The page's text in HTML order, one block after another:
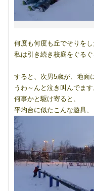
何度も何度も丘でそりを
私は引き続き校庭をぐる
すると、次男5歳が、地面
うわ～んと泣き叫んでます
何事かと駆け寄ると、
平均台に似たこんな遊具、